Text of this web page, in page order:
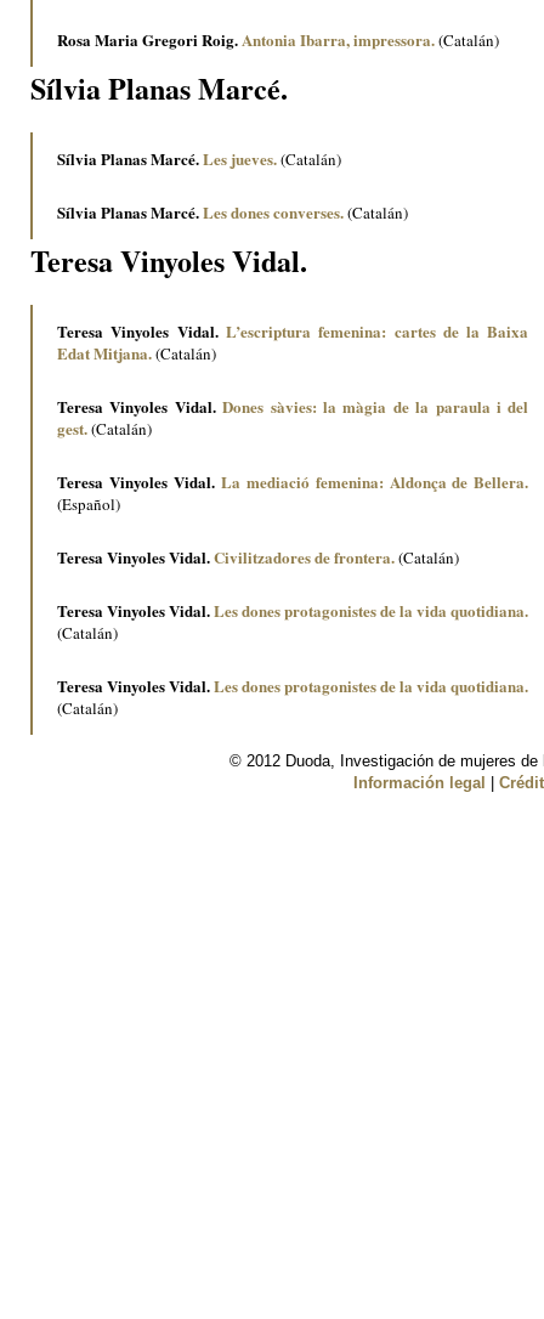
Rosa Maria Gregori Roig.Antonia Ibarra, impressora.(Catalán)
Sílvia Planas Marcé.
Sílvia Planas Marcé.Les jueves.(Catalán)
Sílvia Planas Marcé.Les dones converses.(Catalán)
Teresa Vinyoles Vidal.
Teresa Vinyoles Vidal. L’escriptura femenina: cartes de la Baixa
Edat Mitjana.(Catalán)
Teresa Vinyoles Vidal.Dones sàvies: la màgia de la paraula i del
gest.(Catalán)
Teresa Vinyoles Vidal. La mediació femenina: Aldonça de Bellera.
(Español)
Teresa Vinyoles Vidal.Civilitzadores de frontera.(Catalán)
Teresa Vinyoles Vidal.Les dones protagonistes de la vida quotidiana.
(Catalán)
Teresa Vinyoles Vidal.Les dones protagonistes de la vida quotidiana.
(Catalán)
© 2012 Duoda, Investigación de mujeres
Información legal